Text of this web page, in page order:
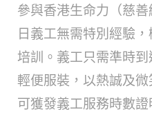
參與香港生命力（慈
日義工無需特別經驗
培訓。義工只需準時
輕便服裝，以熱誠及
可獲發義工服務時數證